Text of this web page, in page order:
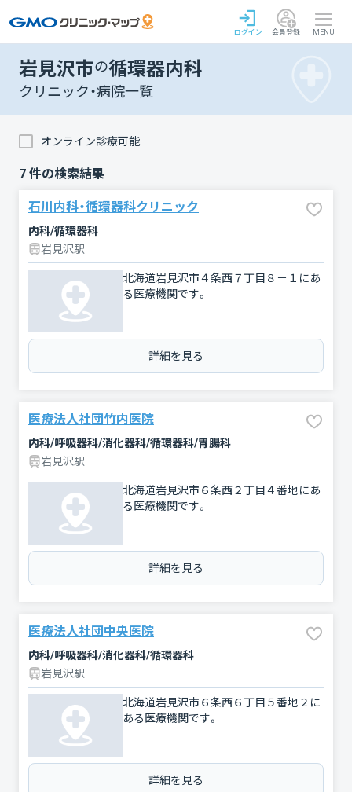
ログイン 会員登録 MENU
岩見沢市の循環器内科
クリニック・病院一覧
オンライン診療可能
7 件の検索結果
石川内科・循環器科クリニック
内科/循環器科
岩見沢駅
北海道岩見沢市４条西７丁目８－１にあ
る医療機関です。
詳細を見る
医療法人社団竹内医院
内科/呼吸器科/消化器科/循環器科/胃腸科
岩見沢駅
北海道岩見沢市６条西２丁目４番地にあ
る医療機関です。
詳細を見る
医療法人社団中央医院
内科/呼吸器科/消化器科/循環器科
岩見沢駅
北海道岩見沢市６条西６丁目５番地２に
ある医療機関です。
詳細を見る